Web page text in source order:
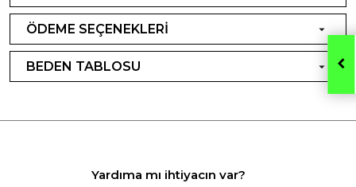
ÖDEME SEÇENEKLERİ
BEDEN TABLOSU
Yardıma mı ihtiyacın var?